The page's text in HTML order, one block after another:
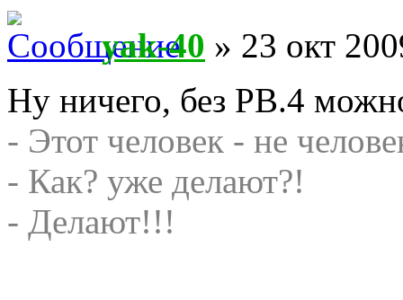
yak-40 » 23 окт
Ну ничего, без PB.4
- Этот человек - не
- Как? уже делают?!
- Делают!!!